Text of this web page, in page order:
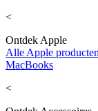
<
Ontdek Apple
Alle Apple producten
MacBooks
<